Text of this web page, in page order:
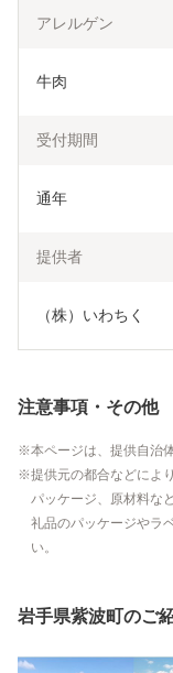
アレルゲン
牛肉
受付期間
通年
提供者
（株）いわちく
注意事項・その他
本ページは、提供自治
提供元の都合などによ
パッケージ、原材料な
礼品のパッケージやラ
い。
岩手県紫波町のご